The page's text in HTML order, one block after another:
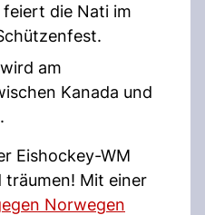
die Nati im
am
Kanada und
Eishockey-WM
träumen! Mit einer
Norwegen